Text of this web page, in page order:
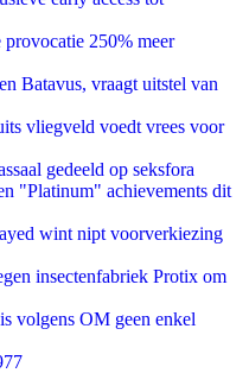
250% meer
Batavus, vraagt uitstel van
vliegveld voedt vrees voor
gedeeld op seksfora
"Platinum" achievements dit
wint nipt voorverkiezing
insectenfabriek Protix om
volgens OM geen enkel